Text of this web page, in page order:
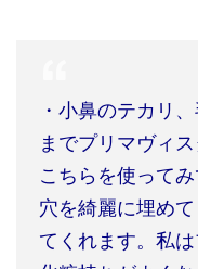
・小鼻のテカリ
までプリマヴィ
こちらを使って
穴を綺麗に埋め
てくれます。私